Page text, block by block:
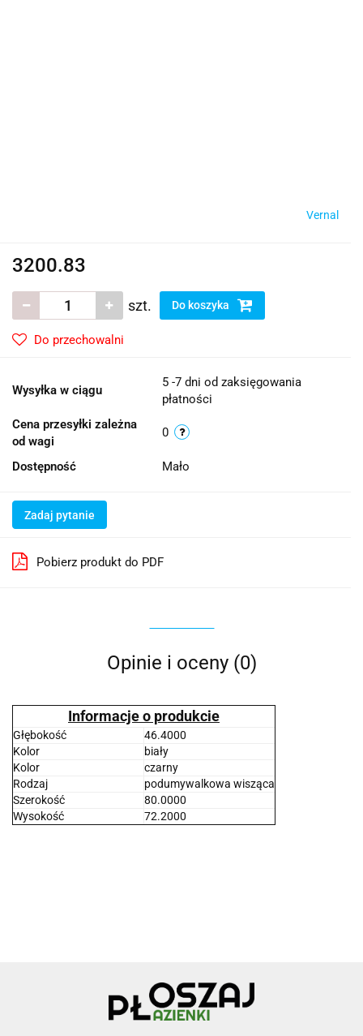
Vernal
3200.83
szt. Do koszyka
Do przechowalni
Wysyłka w ciągu
5 -7 dni od zaksięgowania
płatności
Cena przesyłki zależna
od wagi
0
Dostępność Mało
Zadaj pytanie
Pobierz produkt do PDF
Opinie i oceny (0)
Informacje o produkcie
Głębokość
46.4000
Kolor
biały
Kolor
czarny
Rodzaj
podumywalkowa wisząca
Szerokość
80.0000
Wysokość
72.2000